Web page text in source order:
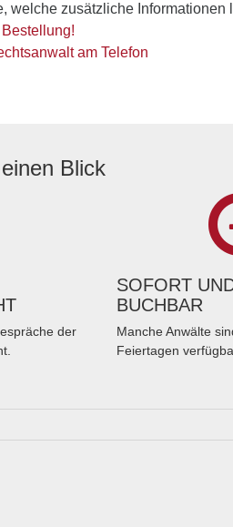
welche zusätzliche Informationen
am Telefon
Blick
der
SOFORT
BUCHBAR
Manche Anwälte
Feiertagen